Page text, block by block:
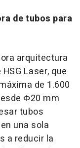
de tubos para
arquitectura
Laser, que
de 1.600
Φ20 mm
tubos
una sola
a reducir la